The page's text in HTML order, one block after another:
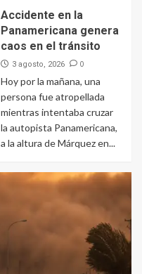
Accidente en la
Panamericana genera
caos en el tránsito
3 agosto, 2026 0
Hoy por la mañana, una
persona fue atropellada
mientras intentaba cruzar
la autopista Panamericana,
a la altura de Márquez en...